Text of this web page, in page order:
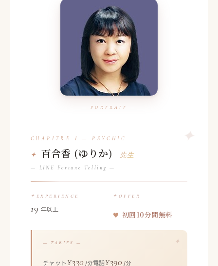
百合香 (ゆりか) 先生
— LINE Fortune Telling —
EXPERIENCE
19 年以上
OFFER
初回10分間無料
— TARIFS —
チャット ¥330 /分電話¥390 /分